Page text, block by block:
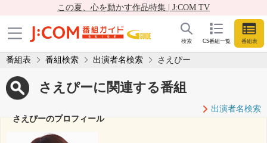
この夏、心を動かす作品特集 | J:COM TV
CS番組一覧 番組表
検索
番組表 番組検索 出演者名検索 さえぴー
さえぴーに関連する番組
出演者名検索
さえぴーのプロフィール